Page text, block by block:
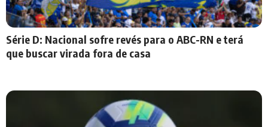
Série D: Nacional sofre revés para o ABC-RN e terá
que buscar virada fora de casa